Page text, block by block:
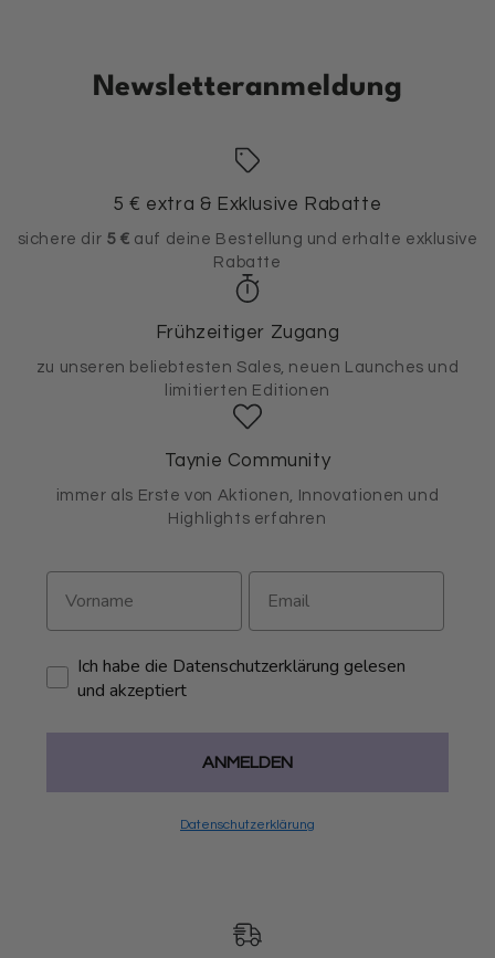
Newsletteranmeldung
5 € extra & Exklusive Rabatte
sichere dir 5 € auf deine Bestellung und erhalte exklusive
Rabatte
Frühzeitiger Zugang
zu unseren beliebtesten Sales, neuen Launches und
limitierten Editionen
Taynie Community
immer als Erste von Aktionen, Innovationen und
Highlights erfahren
Ich habe die Datenschutzerklärung gelesen
und akzeptiert
ANMELDEN
Datenschutzerklärung